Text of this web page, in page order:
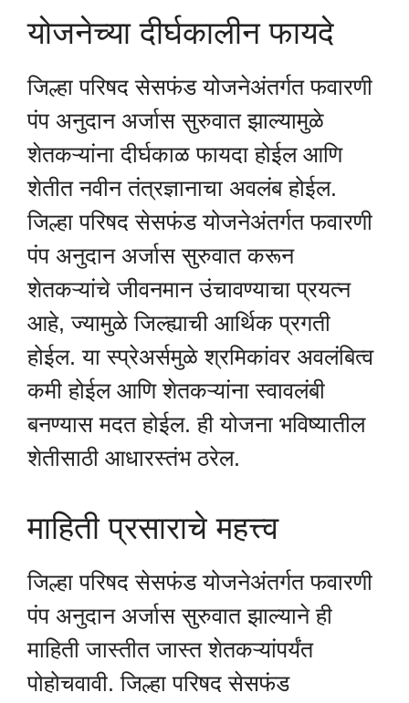
योजनेच्या दीर्घकालीन फायदे
जिल्हा परिषद सेसफंड योजनेअंतर्गत फवारणी
पंप अनुदान अर्जास सुरुवात झाल्यामुळे
शेतकऱ्यांना दीर्घकाळ फायदा होईल आणि
शेतीत नवीन तंत्रज्ञानाचा अवलंब होईल.
जिल्हा परिषद सेसफंड योजनेअंतर्गत फवारणी
पंप अनुदान अर्जास सुरुवात करून
शेतकऱ्यांचे जीवनमान उंचावण्याचा प्रयत्न
आहे, ज्यामुळे जिल्ह्याची आर्थिक प्रगती
होईल. या स्प्रेअर्समुळे श्रमिकांवर अवलंबित्व
कमी होईल आणि शेतकऱ्यांना स्वावलंबी
बनण्यास मदत होईल. ही योजना भविष्यातील
शेतीसाठी आधारस्तंभ ठरेल.
माहिती प्रसाराचे महत्त्व
जिल्हा परिषद सेसफंड योजनेअंतर्गत फवारणी
पंप अनुदान अर्जास सुरुवात झाल्याने ही
माहिती जास्तीत जास्त शेतकऱ्यांपर्यंत
पोहोचवावी. जिल्हा परिषद सेसफंड